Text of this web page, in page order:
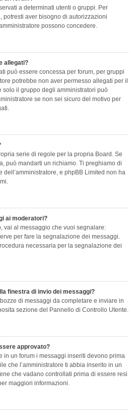
a determinati utenti o gruppi. Per
potresti aver bisogno di autorizzazioni
possono concedere.
allegati?
può essere concessa per forum, per gruppi
potrebbe non aver permesso allegati per il
solo il gruppo degli amministratori può
se non sei sicuro del motivo per
serie di regole per la propria Board. Se
può mandarti un richiamo. Ti preghiamo di
e phpBB Limited non ha
ai moderatori?
vai al messaggio che vuoi segnalare:
per fare la segnalazione dei messaggi.
necessaria per la segnalazione dei
finestra di invio dei messaggi?
di messaggi da completare e inviare in
sezione del Pannello di Controllo Utente.
approvato?
in un forum i messaggi inseriti devono prima
che l’amministratore ti abbia inserito in un
che vadano controllati prima di essere resi
maggiori informazioni.